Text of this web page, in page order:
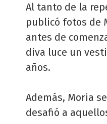
Al tanto de la
publicó fotos de
antes de
diva luce un
años.
Además, Moria
desafió a